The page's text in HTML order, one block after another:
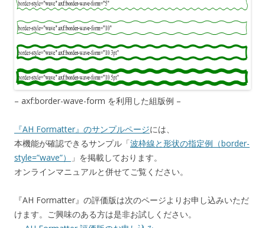
– axf:border-wave-form を利用した組版例 –
『AH Formatter』のサンプルページには、
本機能が確認できるサンプル「波枠線と形状の指定例（border-
style=”wave”）
」を掲載しております。
オンラインマニュアルと併せてご覧ください。
『AH Formatter』の評価版は次のページよりお申し込みいただ
けます。ご興味のある方は是非お試しください。